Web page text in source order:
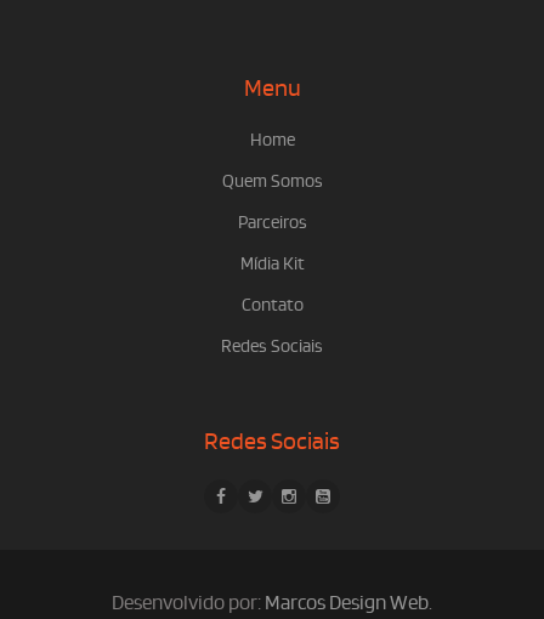
Menu
Home
Quem Somos
Parceiros
Mídia Kit
Contato
Redes Sociais
Redes Sociais
Desenvolvido por: Marcos Design Web.